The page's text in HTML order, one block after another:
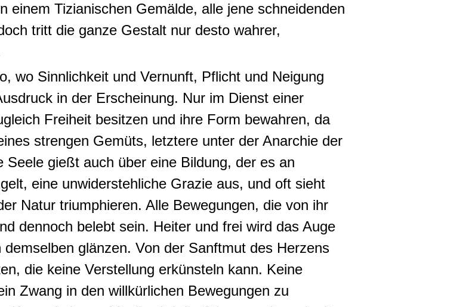
einem Tizianischen Gemälde, alle jene schneidenden
tritt die ganze Gestalt nur desto wahrer,
wo Sinnlichkeit und Vernunft, Pflicht und Neigung
in der Erscheinung. Nur im Dienst einer
Freiheit besitzen und ihre Form bewahren, da
strengen Gemüts, letztere unter der Anarchie der
Seele gießt auch über eine Bildung, der es an
eine unwiderstehliche Grazie aus, und oft sieht
Natur triumphieren. Alle Bewegungen, die von ihr
dennoch belebt sein. Heiter und frei wird das Auge
glänzen. Von der Sanftmut des Herzens
die keine Verstellung erkünsteln kann. Keine
Zwang in den willkürlichen Bewegungen zu